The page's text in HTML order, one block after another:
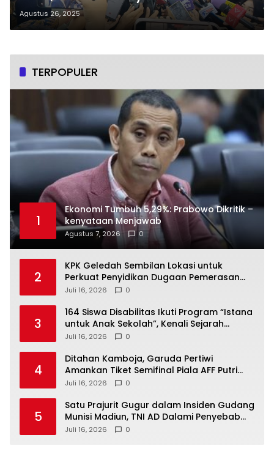
2024–Oktober 2025
Agustus 26, 2025
TERPOPULER
1
Ekonomi Tumbuh 5,29%: Prabowo Dikritik –
kenyataan Menjawab
Agustus 7, 2026 0
2
KPK Geledah Sembilan Lokasi untuk
Perkuat Penyidikan Dugaan Pemerasan
Bupati Sukoharjo Nonaktif
Juli 16, 2026 0
3
164 Siswa Disabilitas Ikuti Program “Istana
untuk Anak Sekolah”, Kenali Sejarah
Bangsa dan Pemerintahan
Juli 16, 2026 0
4
Ditahan Kamboja, Garuda Pertiwi
Amankan Tiket Semifinal Piala AFF Putri
2026
Juli 16, 2026 0
5
Satu Prajurit Gugur dalam Insiden Gudang
Munisi Madiun, TNI AD Dalami Penyebab
Ledakan
Juli 16, 2026 0